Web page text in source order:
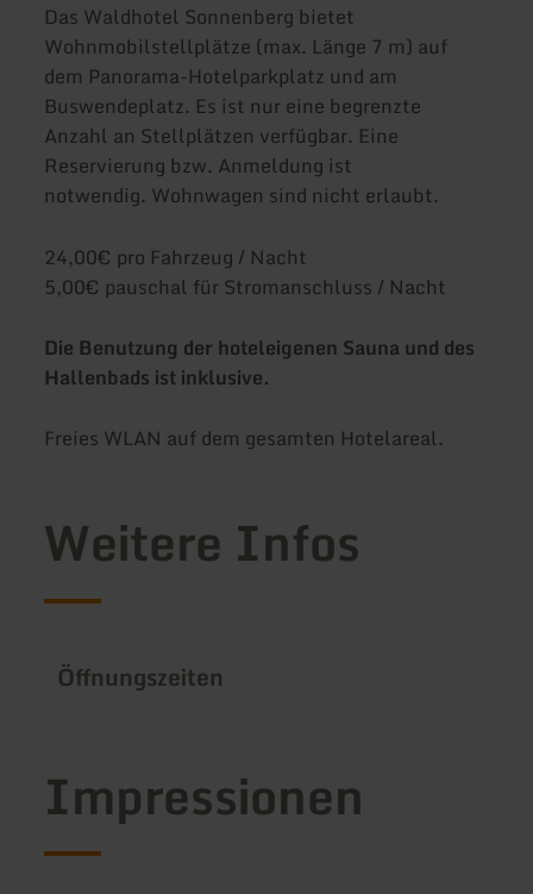
Das Waldhotel Sonnenberg bietet
Wohnmobilstellplätze (max. Länge 7 m) auf
dem Panorama-Hotelparkplatz und am
Buswendeplatz. Es ist nur eine begrenzte
Anzahl an Stellplätzen verfügbar. Eine
Reservierung bzw. Anmeldung ist
notwendig. Wohnwagen sind nicht erlaubt.
24,00€ pro Fahrzeug / Nacht
5,00€ pauschal für Stromanschluss / Nacht
Die Benutzung der hoteleigenen Sauna und des
Hallenbads ist inklusive.
Freies WLAN auf dem gesamten Hotelareal.
Weitere Infos
Öffnungszeiten
Impressionen